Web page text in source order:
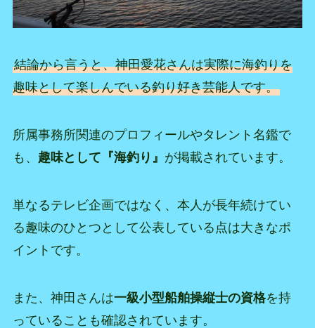
結論から言うと、神田愛花さんは実際に海釣りを
趣味として楽しんでいる釣り好き芸能人です。
所属事務所関連のプロフィールやタレント名鑑で
も、 趣味として『海釣り』 が掲載されています。
単なるテレビ企画ではなく、本人が長年続けてい
る趣味のひとつとして公表している点は大きなポ
イントです。
また、神田さんは一級小型船舶操縦士の資格を持
っていることも確認されています。